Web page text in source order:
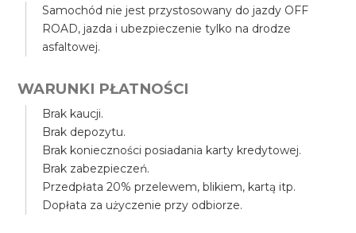
Samochód nie jest przystosowany do jazdy OFF
ROAD, jazda i ubezpieczenie tylko na drodze
asfaltowej.
WARUNKI PŁATNOŚCI
Brak kaucji.
Brak depozytu.
Brak konieczności posiadania karty kredytowej.
Brak zabezpieczeń.
Przedpłata 20% przelewem, blikiem, kartą itp.
Dopłata za użyczenie przy odbiorze.